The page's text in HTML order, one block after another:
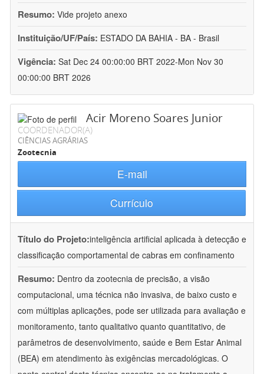
Resumo: Vide projeto anexo
Instituição/UF/País: ESTADO DA BAHIA - BA - Brasil
Vigência: Sat Dec 24 00:00:00 BRT 2022-Mon Nov 30
00:00:00 BRT 2026
Acir Moreno Soares Junior
COORDENADOR(A)
CIÊNCIAS AGRÁRIAS
Zootecnia
E-mail
Currículo
Título do Projeto:inteligência artificial aplicada à detecção e
classificação comportamental de cabras em confinamento
Resumo: Dentro da zootecnia de precisão, a visão
computacional, uma técnica não invasiva, de baixo custo e
com múltiplas aplicações, pode ser utilizada para avaliação e
monitoramento, tanto qualitativo quanto quantitativo, de
parâmetros de desenvolvimento, saúde e Bem Estar Animal
(BEA) em atendimento às exigências mercadológicas. O